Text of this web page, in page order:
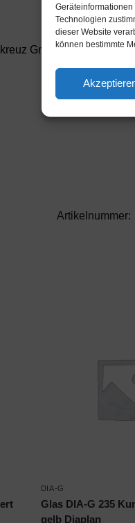
Technologien
dieser Website
können bestimmte
GmbH
Artikelnummer:
DIA-G
Glas DIA-G 235
gelb Diaplan